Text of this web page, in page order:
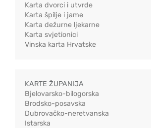
Karta dvorci i utvrde
Karta špilje i jame
Karta dežurne ljekarne
Karta svjetionici
Vinska karta Hrvatske
KARTE ŽUPANIJA
Bjelovarsko-bilogorska
Brodsko-posavska
Dubrovačko-neretvanska
Istarska